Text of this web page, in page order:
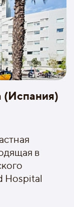
(Испания)
в
Hospital